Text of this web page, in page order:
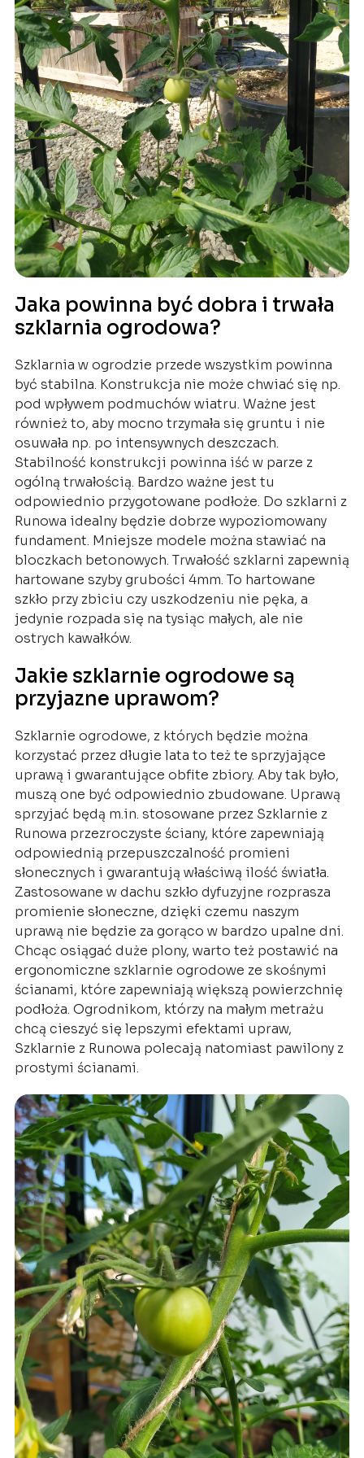
Jaka powinna być dobra i trwała
szklarnia ogrodowa?
Szklarnia w ogrodzie przede wszystkim powinna
być stabilna. Konstrukcja nie może chwiać się np.
pod wpływem podmuchów wiatru. Ważne jest
również to, aby mocno trzymała się gruntu i nie
osuwała np. po intensywnych deszczach.
Stabilność konstrukcji powinna iść w parze z
ogólną trwałością. Bardzo ważne jest tu
odpowiednio przygotowane podłoże. Do szklarni z
Runowa idealny będzie dobrze wypoziomowany
fundament. Mniejsze modele można stawiać na
bloczkach betonowych. Trwałość szklarni zapewnią
hartowane szyby grubości 4mm. To hartowane
szkło przy zbiciu czy uszkodzeniu nie pęka, a
jedynie rozpada się na tysiąc małych, ale nie
ostrych kawałków.
Jakie szklarnie ogrodowe są
przyjazne uprawom?
Szklarnie ogrodowe, z których będzie można
korzystać przez długie lata to też te sprzyjające
uprawą i gwarantujące obfite zbiory. Aby tak było,
muszą one być odpowiednio zbudowane. Uprawą
sprzyjać będą m.in. stosowane przez Szklarnie z
Runowa przezroczyste ściany, które zapewniają
odpowiednią przepuszczalność promieni
słonecznych i gwarantują właściwą ilość światła.
Zastosowane w dachu szkło dyfuzyjne rozprasza
promienie słoneczne, dzięki czemu naszym
uprawą nie będzie za gorąco w bardzo upalne dni.
Chcąc osiągać duże plony, warto też postawić na
ergonomiczne szklarnie ogrodowe ze skośnymi
ścianami, które zapewniają większą powierzchnię
podłoża. Ogrodnikom, którzy na małym metrażu
chcą cieszyć się lepszymi efektami upraw,
Szklarnie z Runowa polecają natomiast pawilony z
prostymi ścianami.